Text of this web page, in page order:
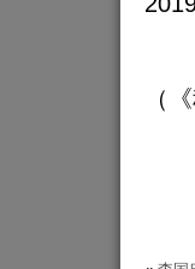
（